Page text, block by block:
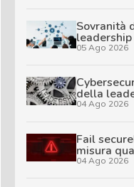
Sovranità
leadership
05 Ago 2026
della
04 Ago 2026
Fail
misura
04 Ago 2026